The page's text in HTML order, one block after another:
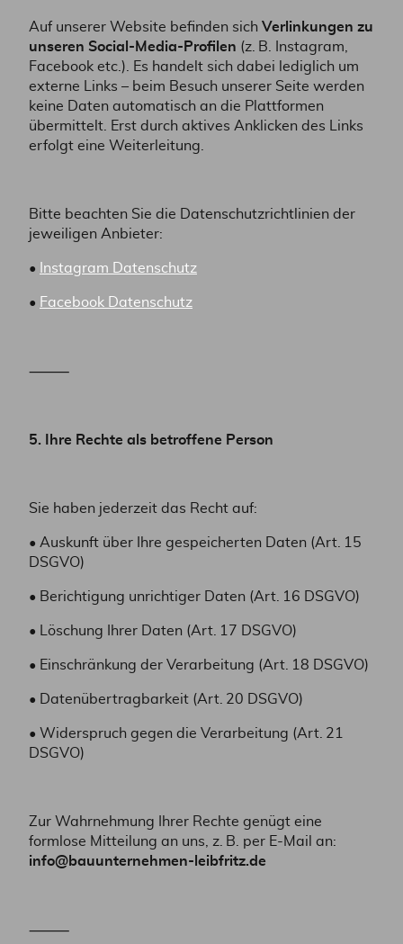
Auf unserer Website befinden sich Verlinkungen zu
unseren Social-Media-Profilen (z. B. Instagram,
Facebook etc.). Es handelt sich dabei lediglich um
externe Links – beim Besuch unserer Seite werden
keine Daten automatisch an die Plattformen
übermittelt. Erst durch aktives Anklicken des Links
erfolgt eine Weiterleitung.
Bitte beachten Sie die Datenschutzrichtlinien der
jeweiligen Anbieter:
• Instagram Datenschutz
• Facebook Datenschutz
⸻
5. Ihre Rechte als betroffene Person
Sie haben jederzeit das Recht auf:
• Auskunft über Ihre gespeicherten Daten (Art. 15
DSGVO)
• Berichtigung unrichtiger Daten (Art. 16 DSGVO)
• Löschung Ihrer Daten (Art. 17 DSGVO)
• Einschränkung der Verarbeitung (Art. 18 DSGVO)
• Datenübertragbarkeit (Art. 20 DSGVO)
• Widerspruch gegen die Verarbeitung (Art. 21
DSGVO)
Zur Wahrnehmung Ihrer Rechte genügt eine
formlose Mitteilung an uns, z. B. per E-Mail an:
info@bauunternehmen-leibfritz.de
⸻